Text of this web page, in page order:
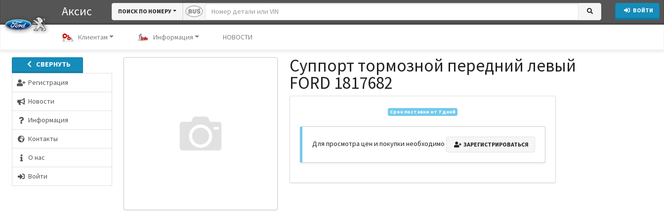
Аксис ПОИСК ПО НОМЕРУ ВОЙТИ
Клиентам Информация НОВОСТИ
СВЕРНУТЬ
Регистрация
Новости
Информация
Контакты
О нас
Войти
Суппорт тормозной передний левый
FORD 1817682
Срок поставки от 7 дней
Для просмотра цен и покупки необходимо ЗАРЕГИСТРИРОВАТЬСЯ